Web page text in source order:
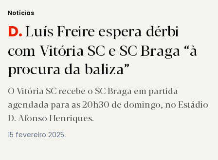
Notícias
D.Luís Freire espera dérbi
com Vitória SC e SC Braga “à
procura da baliza”
O Vitória SC recebe o SC Braga em partida
agendada para as 20h30 de domingo, no Estádio
D. Afonso Henriques.
15 fevereiro 2025